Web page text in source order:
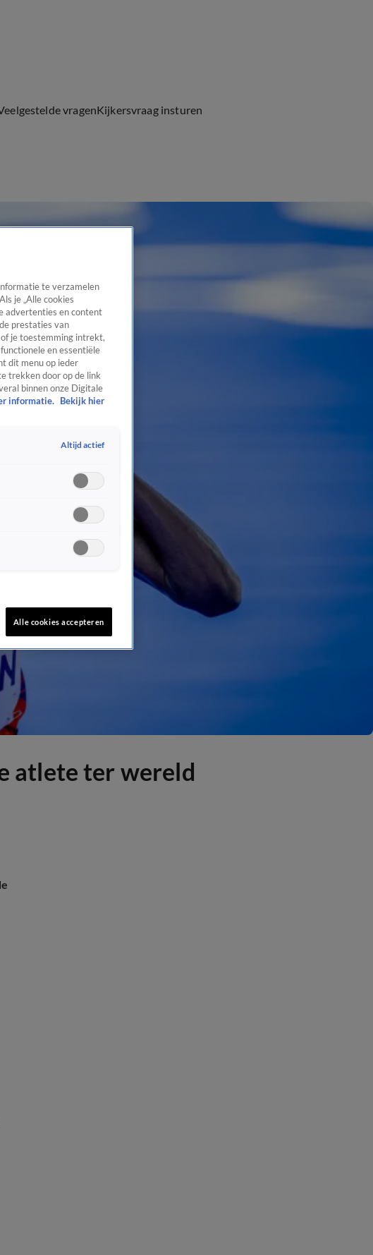
vragenKijkersvraag insturen
atlete ter wereld
te verzamelen
je „Alle cookies
advertenties en content
prestaties van
je toestemming intrekt,
en essentiële
dit menu op ieder
trekken door op de link
binnen onze Digitale
informatie.
Bekijk hier
Altijd actief
Alle cookies accepteren